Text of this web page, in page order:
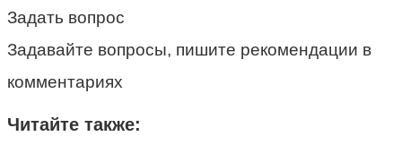
Задать вопрос
Задавайте вопросы, пишите рекомендации в
комментариях
Читайте также: